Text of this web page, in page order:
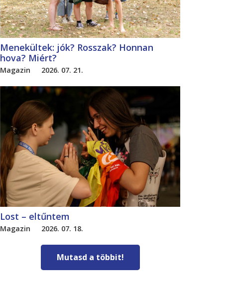
Menekültek: jók? Rosszak? Honnan
hova? Miért?
Magazin 2026. 07. 21.
Lost – eltűntem
Magazin 2026. 07. 18.
Mutasd a többit!